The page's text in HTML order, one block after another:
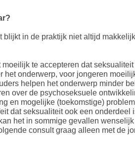
in de praktijk niet altijd
te accepteren dat
onderwerp, voor jongeren
helpen het onderwerp minder
over de psychoseksuele
en mogelijke (toekomstige)
dat seksualiteit ook een
het in sommige gevallen
consult graag alleen met de